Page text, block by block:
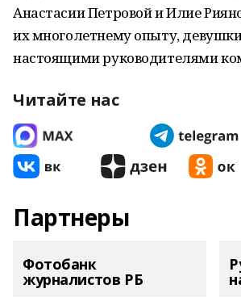
Анастасии Петровой и Илие
их многолетнему опыту,
настоящими руководителями
Читайте нас
Партнеры
Фотобанк
журналистов РБ